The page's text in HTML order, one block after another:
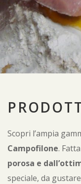
Scopri l’ampia
Campofilone.
porosa e
speciale, da